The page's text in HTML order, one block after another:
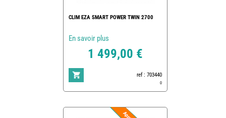
CLIM EZA SMART POWER TWIN 2700
En savoir plus
1 499,00 €
ref : 703440
0